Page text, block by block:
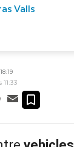
Valls
Facebook
Email